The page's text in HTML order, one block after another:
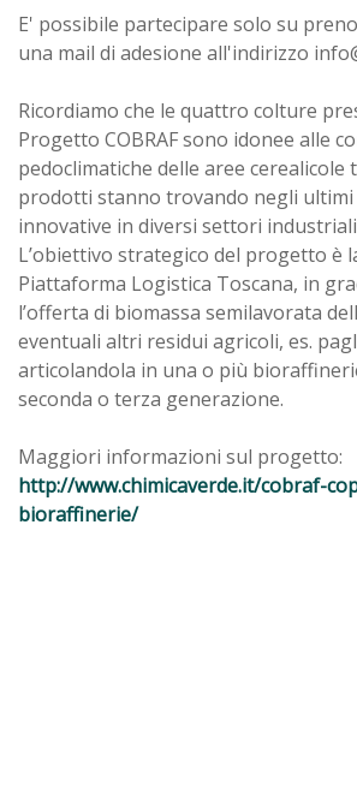
E' possibile partecipare solo su
una mail di adesione all'indirizzo
Ricordiamo che le quattro colture
Progetto COBRAF sono idonee alle
pedoclimatiche delle aree cerealicole
prodotti stanno trovando negli ultimi
innovative in diversi settori
L’obiettivo strategico del progetto è
Piattaforma Logistica Toscana, in
l’offerta di biomassa semilavorata
eventuali altri residui agricoli, es.
articolandola in una o più
seconda o terza generazione.
Maggiori informazioni sul progetto:
http://www.chimicaverde.it/cobraf-
bioraffinerie/